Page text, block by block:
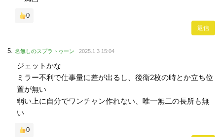
0
返信
名無しのスプラトゥーン 2025.1.3 15:04
ジェットかな
ミラー不利で仕事量に差が出るし、後衛2枚の時とか立ち位
置が無い
弱い上に自分でワンチャン作れない、唯一無二の長所も無
い
0